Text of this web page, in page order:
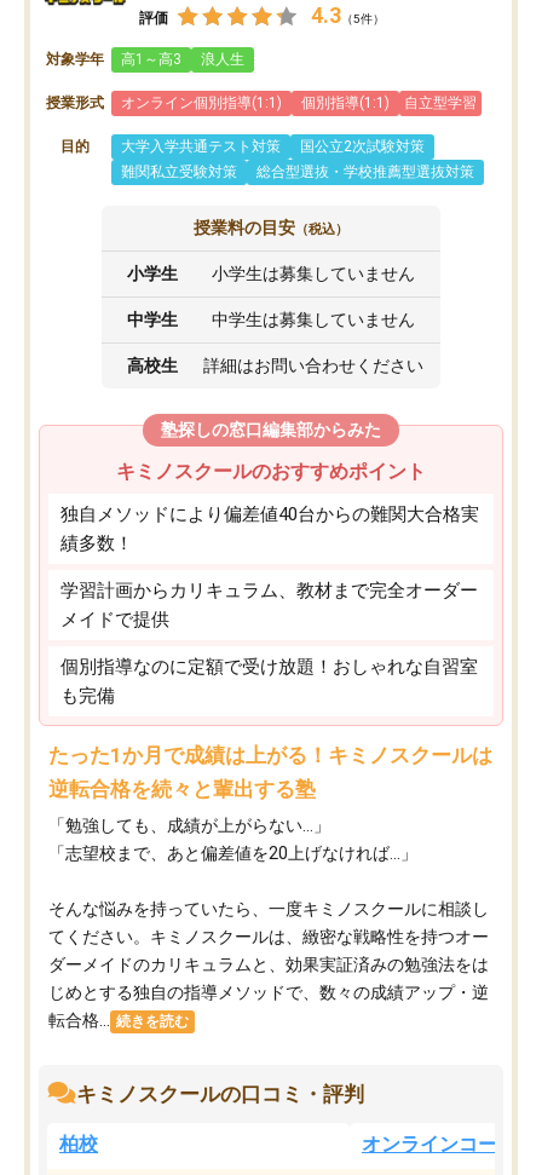
評価 4.3 （5件）
対象学年 高1～高3 浪人生
授業形式 オンライン個別指導(1:1) 個別指導(1:1) 自立型学習
目的 大学入学共通テスト対策
国公立2次試験対策
難関私立受験対策
総合型選抜・学校推薦型選抜対策
授業料の目安 （税込）
小学生 小学生は募集していません
中学生 中学生は募集していません
高校生 詳細はお問い合わせください
塾探しの窓口編集部からみた
キミノスクールのおすすめポイント
独自メソッドにより偏差値40台からの難関大合格実
績多数！
学習計画からカリキュラム、教材まで完全オーダー
メイドで提供
個別指導なのに定額で受け放題！おしゃれな自習室
も完備
たった1か月で成績は上がる！キミノスクールは
逆転合格を続々と輩出する塾
「勉強しても、成績が上がらない…」
「志望校まで、あと偏差値を20上げなければ…」
そんな悩みを持っていたら、一度キミノスクールに相談し
てください。キミノスクールは、緻密な戦略性を持つオー
ダーメイドのカリキュラムと、効果実証済みの勉強法をは
じめとする独自の指導メソッドで、数々の成績アップ・逆
転合格...
続きを読む
キミノスクールの口コミ・評判
柏校 オンラインコース